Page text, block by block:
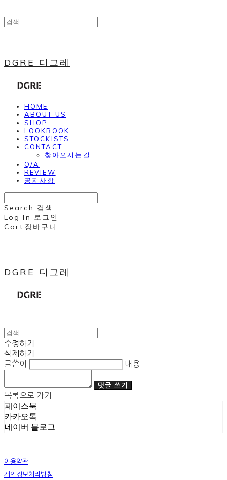
DGRE 디그레
HOME
ABOUT US
SHOP
LOOKBOOK
STOCKISTS
CONTACT
찾아오시는길
Q/A
REVIEW
공지사항
Search 검색
Log In
로그인
Cart 장바구니
DGRE 디그레
수정하기
삭제하기
글쓴이
내용
댓글 쓰기
목록으로 가기
페이스북
카카오톡
네이버 블로그
이용약관
개인정보처리방침